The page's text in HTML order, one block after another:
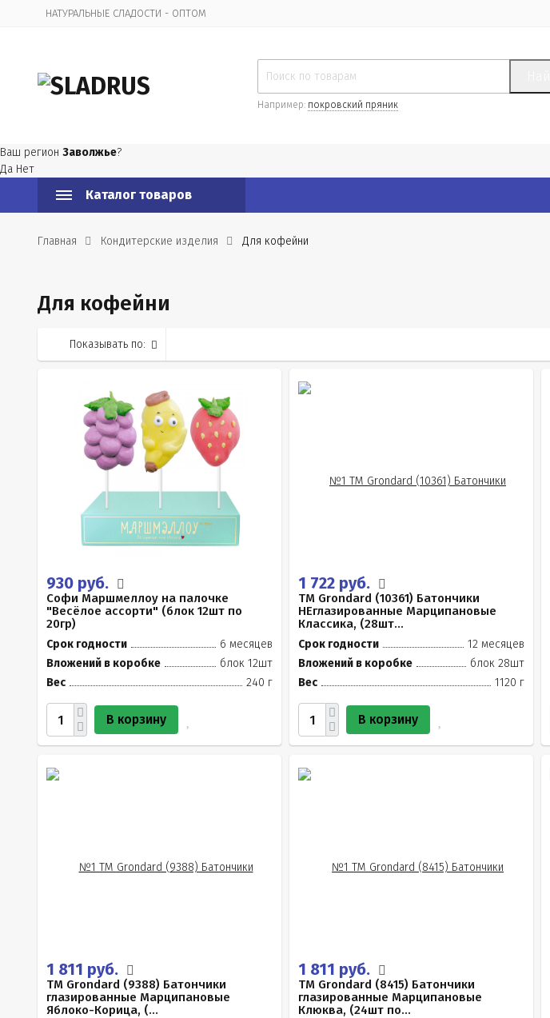
НАТУРАЛЬНЫЕ СЛАДОСТИ - ОПТОМ
Например: покровский пряник
Ваш регион Заволжье?
Да Нет
Каталог товаров
Главная Кондитерские изделия Для кофейни
Для кофейни
Показывать по:
930 руб.
Софи Маршмеллоу на палочке
"Весёлое ассорти" (блок 12шт по
20гр)
Срок годности
6 месяцев
Вложений в коробке
блок 12шт
Вес
240 г
В корзину
1 722 руб.
TM Grondard (10361) Батончики
НЕглазированные Марципановые
Классика, (28шт...
Срок годности
12 месяцев
Вложений в коробке
блок 28шт
Вес
1120 г
В корзину
1 811 руб.
TM Grondard (9388) Батончики
глазированные Марципановые
Яблоко-Корица, (...
1 811 руб.
TM Grondard (8415) Батончики
глазированные Марципановые
Клюква, (24шт по...